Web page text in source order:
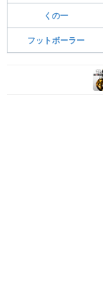
くの一
フットボーラー